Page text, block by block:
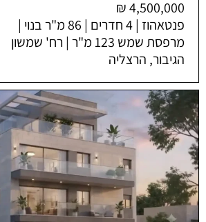
פנטאהוז | 4 חדרים | 86 מ"ר בנוי |
מרפסת שמש 123 מ"ר | רח' שמשון
הגיבור, הרצליה